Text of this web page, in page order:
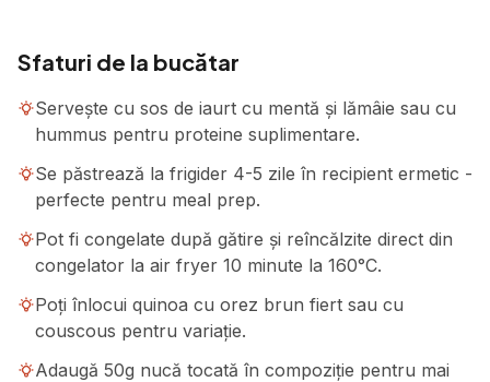
Sfaturi de la bucătar
Servește cu sos de iaurt cu mentă și lămâie sau cu
hummus pentru proteine suplimentare.
Se păstrează la frigider 4-5 zile în recipient ermetic -
perfecte pentru meal prep.
Pot fi congelate după gătire și reîncălzite direct din
congelator la air fryer 10 minute la 160°C.
Poți înlocui quinoa cu orez brun fiert sau cu
couscous pentru variație.
Adaugă 50g nucă tocată în compoziție pentru mai